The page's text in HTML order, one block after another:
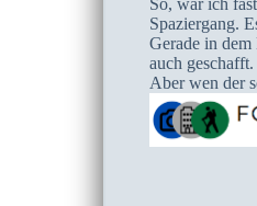
So, war ich
Spaziergang.
Gerade in
auch geschafft.
Aber wen der